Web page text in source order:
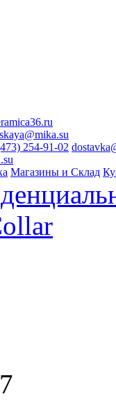
254-91-02
Магазины и Склад